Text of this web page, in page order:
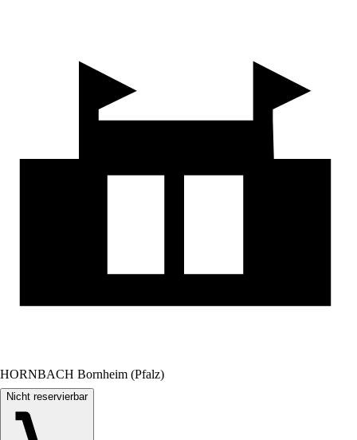
HORNBACH Bornheim (Pfalz)
Nicht reservierbar